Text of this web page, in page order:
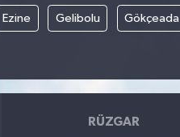
Ezine Gelibolu Gökçeada
RÜZGAR